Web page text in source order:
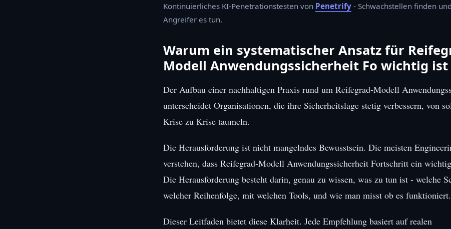
Kontinuierliches KI-Penetrationstesten von Penetrify - Schwachstellen finden
Angreifer es tun.
Warum ein systematischer Ansatz für
Modell Anwendungssicherheit Fo wichtig ist
Der Aufbau einer nachhaltigen Praxis rund um Reifegrad-Modell
unterscheidet Organisationen, die ihre Sicherheitslage stetig verbessern, von
Krise zu Krise taumeln.
Die Herausforderung ist nicht mangelndes Bewusstsein. Die meisten
verstehen, dass Reifegrad-Modell Anwendungssicherheit Fortschritt ein
Die Herausforderung besteht darin, genau zu wissen, was zu tun ist - welche
welcher Reihenfolge, mit welchen Tools, und wie man misst ob es funktioniert.
Dieser Leitfaden bietet diese Klarheit. Jede Empfehlung basiert auf realen